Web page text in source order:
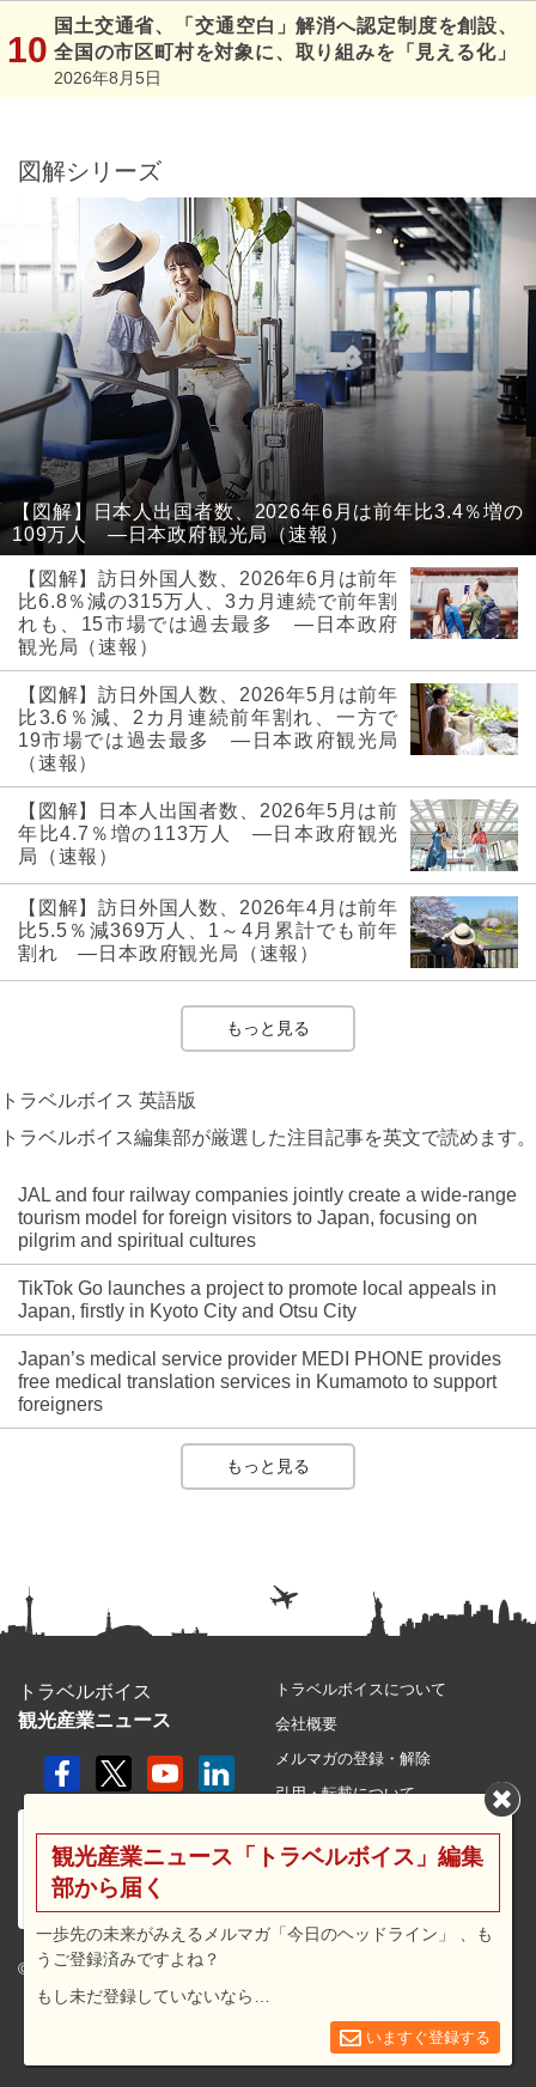
国土交通省、「交通空白」解消へ認定制度を創設、
全国の市区町村を対象に、取り組みを「見える化」
2026年8月5日
図解シリーズ
【図解】日本人出国者数、2026年6月は前年比3.4％増の
109万人 ―日本政府観光局（速報）
【図解】訪日外国人数、2026年6月は前年
比6.8％減の315万人、3カ月連続で前年割
れも、15市場では過去最多 ―日本政府
観光局（速報）
【図解】訪日外国人数、2026年5月は前年
比3.6％減、2カ月連続前年割れ、一方で
19市場では過去最多 ―日本政府観光局
（速報）
【図解】日本人出国者数、2026年5月は前
年比4.7％増の113万人 ―日本政府観光
局（速報）
【図解】訪日外国人数、2026年4月は前年
比5.5％減369万人、1～4月累計でも前年
割れ ―日本政府観光局（速報）
もっと見る
トラベルボイス 英語版
トラベルボイス編集部が厳選した注目記事を英文で読めます。
JAL and four railway companies jointly create a wide-range
tourism model for foreign visitors to Japan, focusing on
pilgrim and spiritual cultures
TikTok Go launches a project to promote local appeals in
Japan, firstly in Kyoto City and Otsu City
Japan’s medical service provider MEDI PHONE provides
free medical translation services in Kumamoto to support
foreigners
もっと見る
トラベルボイス
観光産業ニュース
© 2026 travel voice.
トラベルボイスについて
会社概要
メルマガの登録・解除
引用・転載について
利用規約
広告メニュー・料金
観光産業ニュース「トラベルボイス」編集
部から届く
一歩先の未来がみえるメルマガ「今日のヘッドライン」 、も
うご登録済みですよね？
もし未だ登録していないなら…
いますぐ登録する